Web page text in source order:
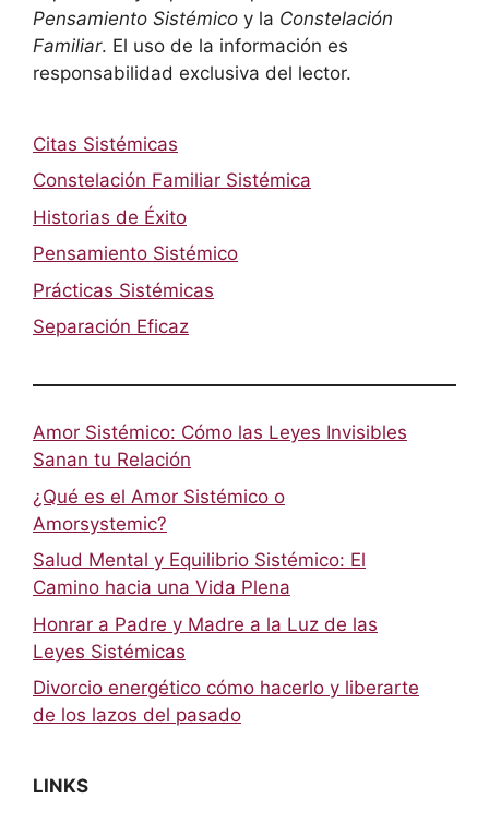
Pensamiento Sistémico y la Constelación
Familiar. El uso de la información es
responsabilidad exclusiva del lector.
Citas Sistémicas
Constelación Familiar Sistémica
Historias de Éxito
Pensamiento Sistémico
Prácticas Sistémicas
Separación Eficaz
Amor Sistémico: Cómo las Leyes Invisibles
Sanan tu Relación
¿Qué es el Amor Sistémico o
Amorsystemic?
Salud Mental y Equilibrio Sistémico: El
Camino hacia una Vida Plena
Honrar a Padre y Madre a la Luz de las
Leyes Sistémicas
Divorcio energético cómo hacerlo y liberarte
de los lazos del pasado
LINKS